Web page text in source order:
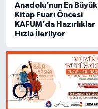
Anadolu’nun En Büyük
Kitap Fuarı Öncesi
KAFUM’da Hazırlıklar
Hızla İlerliyor